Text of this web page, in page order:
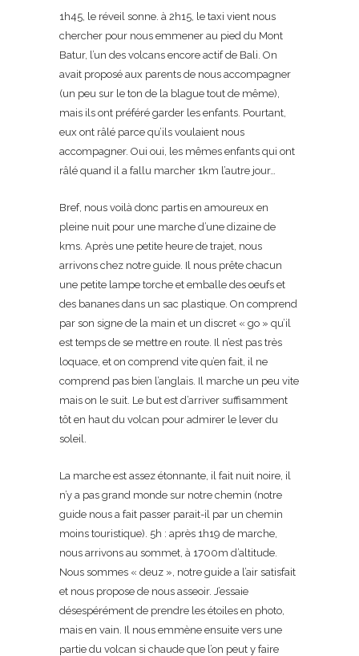
1h45, le réveil sonne. à 2h15, le taxi vient nous
chercher pour nous emmener au pied du Mont
Batur, l’un des volcans encore actif de Bali. On
avait proposé aux parents de nous accompagner
(un peu sur le ton de la blague tout de même),
mais ils ont préféré garder les enfants. Pourtant,
eux ont râlé parce qu’ils voulaient nous
accompagner. Oui oui, les mêmes enfants qui ont
râlé quand il a fallu marcher 1km l’autre jour…
Bref, nous voilà donc partis en amoureux en
pleine nuit pour une marche d’une dizaine de
kms. Après une petite heure de trajet, nous
arrivons chez notre guide. Il nous prête chacun
une petite lampe torche et emballe des oeufs et
des bananes dans un sac plastique. On comprend
par son signe de la main et un discret « go » qu’il
est temps de se mettre en route. Il n’est pas très
loquace, et on comprend vite qu’en fait, il ne
comprend pas bien l’anglais. Il marche un peu vite
mais on le suit. Le but est d’arriver suffisamment
tôt en haut du volcan pour admirer le lever du
soleil.
La marche est assez étonnante, il fait nuit noire, il
n’y a pas grand monde sur notre chemin (notre
guide nous a fait passer parait-il par un chemin
moins touristique). 5h : après 1h19 de marche,
nous arrivons au sommet, à 1700m d’altitude.
Nous sommes « deuz », notre guide a l’air satisfait
et nous propose de nous asseoir. J’essaie
désespérément de prendre les étoiles en photo,
mais en vain. Il nous emmène ensuite vers une
partie du volcan si chaude que l’on peut y faire